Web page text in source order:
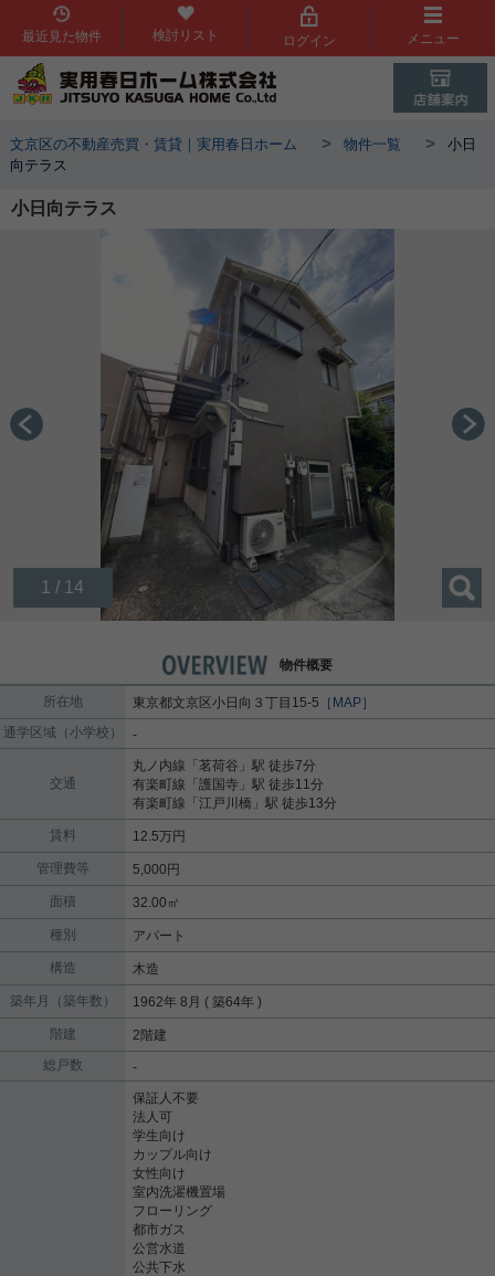
最近見た物件 検討リスト ログイン メニュー
文京区の不動産売買・賃貸｜実用春日ホーム > 物件一覧 >
小日
向テラス
小日向テラス
1 / 14
物件概要
所在地 東京都文京区小日向 ３丁目15-5 ［MAP］
通学区域（小学校）
-
交通
丸ノ内線 「茗荷谷 」駅 徒歩7分
有楽町線 「護国寺 」駅 徒歩11分
有楽町線 「江戸川橋 」駅 徒歩13分
賃料 12.5万円
管理費等 5,000円
面積 32.00㎡
種別 アパート
構造 木造
築年月（築年数） 1962年 8月 ( 築64年 )
階建
2階建
総戸数
-
保証人不要
法人可
学生向け
カップル向け
女性向け
室内洗濯機置場
フローリング
都市ガス
公営水道
公共下水